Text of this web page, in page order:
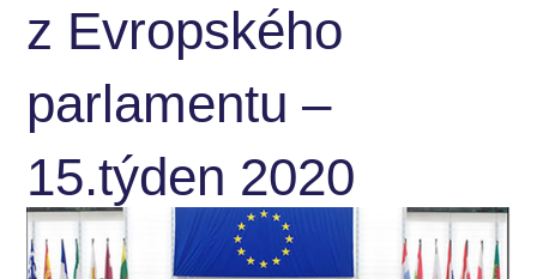
z Evropského
parlamentu –
15.týden 2020